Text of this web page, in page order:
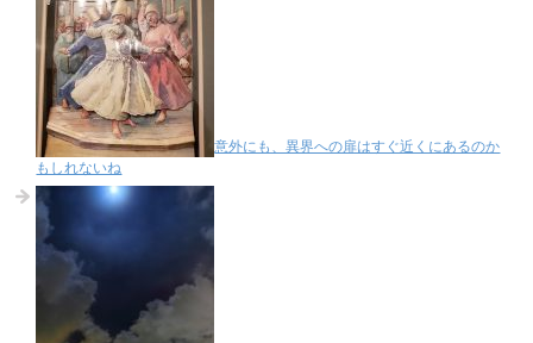
意外にも、異界への扉はすぐ近くにあるのか
もしれないね